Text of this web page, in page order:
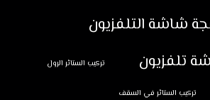
شاشة التلفزيون
تلفزيون
تركيب الستائر الرول
تركيب الستائر في السقف